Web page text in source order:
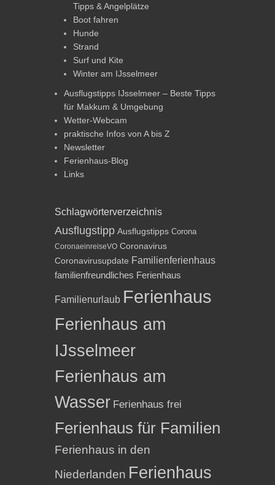
Tipps & Angelplätze
Boot fahren
Hunde
Strand
Surf und Kite
Winter am IJsselmeer
Ausflugstipps IJsselmeer – Beste Tipps
für Makkum & Umgebung
Wetter-Webcam
praktische Infos von A bis Z
Newsletter
Ferienhaus-Blog
Links
Schlagwörterverzeichnis
Ausflugstipp Ausflugstipps Corona
CoronaeinreiseVO Coronavirus
Coronavirusupdate Familienferienhaus
familienfreundliches Ferienhaus
Familienurlaub Ferienhaus
Ferienhaus am
IJsselmeer
Ferienhaus am
Wasser Ferienhaus frei
Ferienhaus für Familien
Ferienhaus in den
Niederlanden Ferienhaus